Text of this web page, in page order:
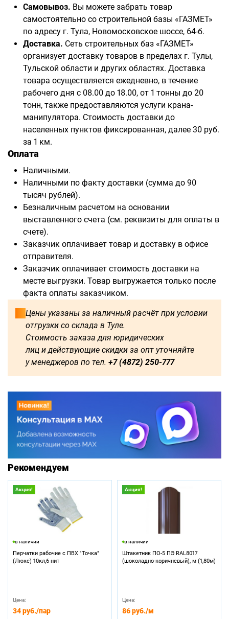
Самовывоз. Вы можете забрать товар
самостоятельно со строительной базы «ГАЗМЕТ»
по адресу г. Тула, Новомосковское шоссе, 64-б.
Доставка. Сеть строительных баз «ГАЗМЕТ»
организует доставку товаров в пределах г. Тулы,
Тульской области и других областях. Доставка
товара осуществляется ежедневно, в течение
рабочего дня с 08.00 до 18.00, от 1 тонны до 20
тонн, также предоставляются услуги крана-
манипулятора. Стоимость доставки до
населенных пунктов фиксированная, далее 30 руб.
за 1 км.
Оплата
Наличными.
Наличными по факту доставки (сумма до 90
тысяч рублей).
Безналичным расчетом на основании
выставленного счета (см. реквизиты для оплаты в
счете).
Заказчик оплачивает товар и доставку в офисе
отправителя.
Заказчик оплачивает стоимость доставки на
месте выгрузки. Товар выгружается только после
факта оплаты заказчиком.
Цены указаны за наличный расчёт при условии
отгрузки со склада в Туле.
Стоимость заказа для юридических
лиц и действующие скидки за опт уточняйте
у менеджеров по тел. +7 (4872) 250-777
Рекомендуем
Акция!
в наличии
Перчатки рабочие с ПВХ "Точка"
(Люкс) 10кл,6 нит
Цена:
34 руб./пар
Акция!
в наличии
Штакетник ПО-5 ПЭ RAL8017
(шоколадно-коричневый), м (1,80м)
Цена:
86 руб./м